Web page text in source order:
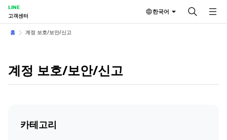
LINE
고객센터
한국어
홈 계정 보호/보안/신고
계정 보호/보안/신고
카테고리